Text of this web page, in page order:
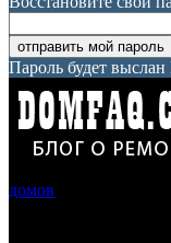
Пароль будет
домов